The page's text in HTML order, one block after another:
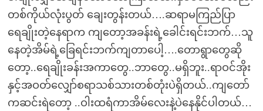
တစ်ကိုယ်လုံးပွတ် ချေးတွန်းတယ်….ဆရာမကြည်ပြာ
ရေချိုးတဲ့နေရာက ကျတော့အခန်းရဲ့ခေါင်းရင်းဘက်…သူ
နေတဲ့အိမ်ရဲ့ခြေရင်းဘက်ကျတာပေါ့….တောရွာတွေဆို
တော့..ရေချိုးခန်းအကာတွေ..ဘာတွေ..မရှိဘူး..ရာဝင်အိုး
နှင့်အဝတ်လျှော်စရာသစ်သားတစ်တုံးပဲရှိတယ်..ကျတော်
ကဆင်းရဲတော့ ..ဝါးထရံကာအိမ်လေးနဲ့ပဲနေနိုင်ပါတယ်…